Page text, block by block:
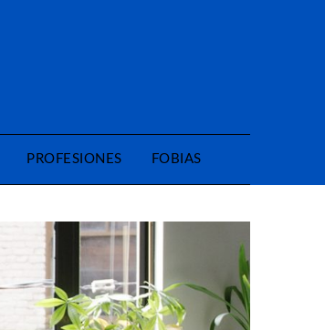
PROFESIONES FOBIAS